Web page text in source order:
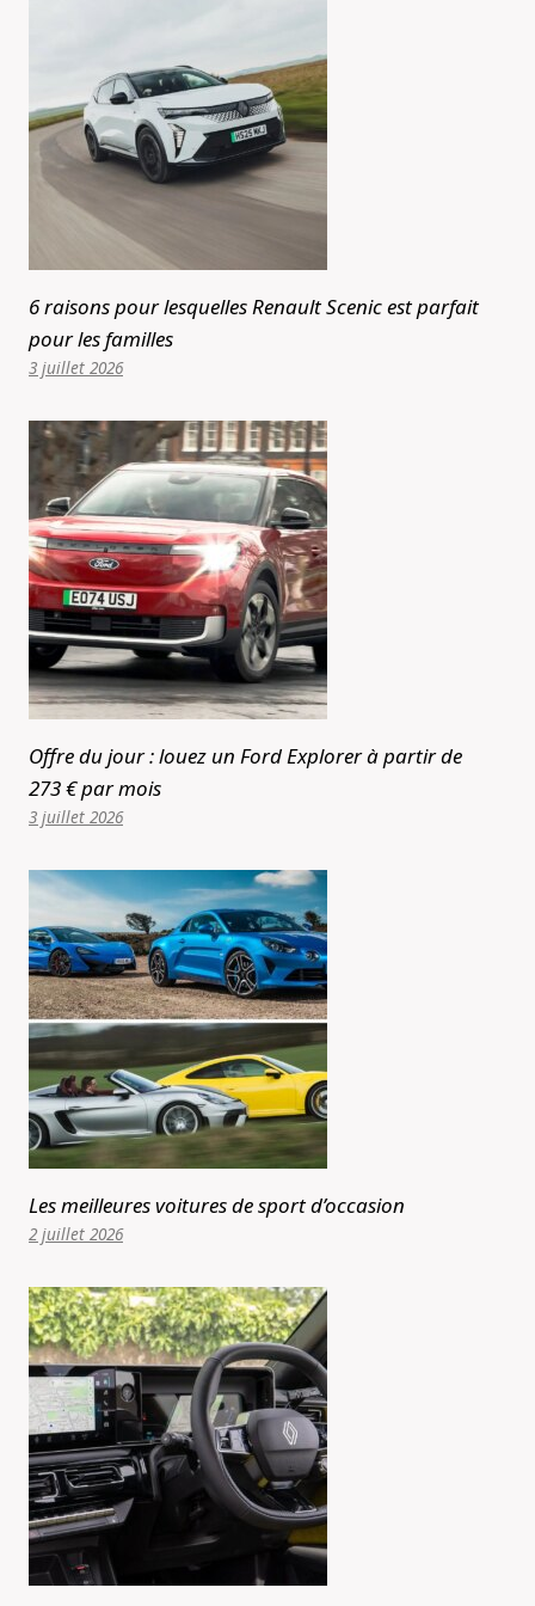
6 raisons pour lesquelles Renault Scenic est parfait
pour les familles
3 juillet 2026
Offre du jour : louez un Ford Explorer à partir de
273 € par mois
3 juillet 2026
Les meilleures voitures de sport d’occasion
2 juillet 2026